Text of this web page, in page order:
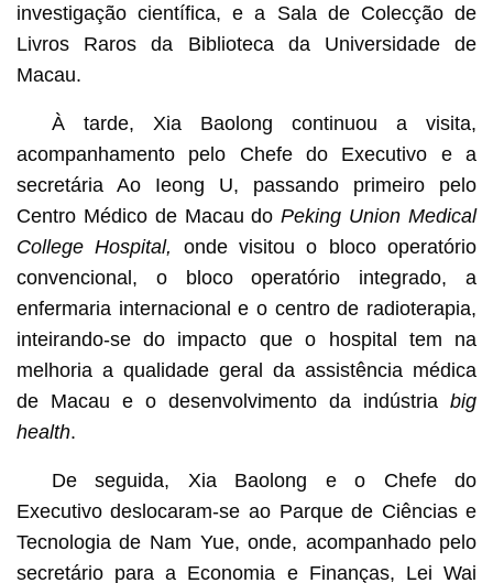
investigação científica, e a Sala de Colecção de
Livros Raros da Biblioteca da Universidade de
Macau.
À tarde, Xia Baolong continuou a visita,
acompanhamento pelo Chefe do Executivo e a
secretária Ao Ieong U, passando primeiro pelo
Centro Médico de Macau doPeking Union Medical
College Hospital, onde visitou o bloco operatório
convencional, o bloco operatório integrado, a
enfermaria internacional e o centro de radioterapia,
inteirando-se do impacto que o hospital tem na
melhoria a qualidade geral da assistência médica
de Macau e o desenvolvimento da indústriabig
health.
De seguida, Xia Baolong e o Chefe do
Executivo deslocaram-se ao Parque de Ciências e
Tecnologia de Nam Yue, onde, acompanhado pelo
secretário para a Economia e Finanças, Lei Wai